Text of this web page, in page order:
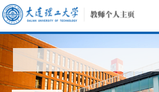
首页
科学研究